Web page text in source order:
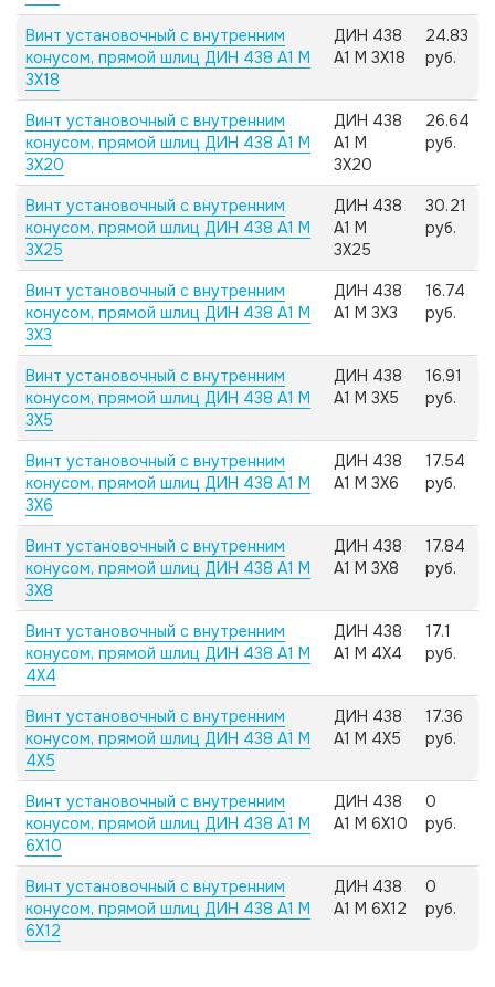
Винт установочный с внутренним
конусом, прямой шлиц ДИН 438 А1 M
3X18
ДИН 438
А1 M 3X18
24.83
руб.
Винт установочный с внутренним
конусом, прямой шлиц ДИН 438 А1 M
3X20
ДИН 438
А1 M
3X20
26.64
руб.
Винт установочный с внутренним
конусом, прямой шлиц ДИН 438 А1 M
3X25
ДИН 438
А1 M
3X25
30.21
руб.
Винт установочный с внутренним
конусом, прямой шлиц ДИН 438 А1 M
3X3
ДИН 438
А1 M 3X3
16.74
руб.
Винт установочный с внутренним
конусом, прямой шлиц ДИН 438 А1 M
3X5
ДИН 438
А1 M 3X5
16.91
руб.
Винт установочный с внутренним
конусом, прямой шлиц ДИН 438 А1 M
3X6
ДИН 438
А1 M 3X6
17.54
руб.
Винт установочный с внутренним
конусом, прямой шлиц ДИН 438 А1 M
3X8
ДИН 438
А1 M 3X8
17.84
руб.
Винт установочный с внутренним
конусом, прямой шлиц ДИН 438 А1 M
4X4
ДИН 438
А1 M 4X4
17.1
руб.
Винт установочный с внутренним
конусом, прямой шлиц ДИН 438 А1 M
4X5
ДИН 438
А1 M 4X5
17.36
руб.
Винт установочный с внутренним
конусом, прямой шлиц ДИН 438 А1 M
6X10
ДИН 438
А1 M 6X10
0
руб.
Винт установочный с внутренним
конусом, прямой шлиц ДИН 438 А1 M
6X12
ДИН 438
А1 M 6X12
0
руб.